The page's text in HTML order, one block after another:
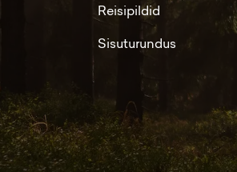
Reisipildid
Sisuturundus